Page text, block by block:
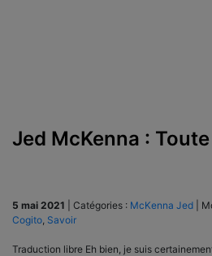
Jed McKenna :
5 mai 2021 Catégories : McKenna Jed
Cogito Savoir
Traduction libre Eh bien, je suis